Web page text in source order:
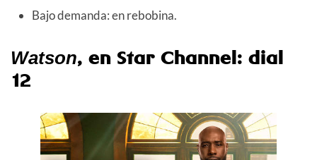
Bajo demanda: en rebobina.
Watson, en Star Channel: dial
12